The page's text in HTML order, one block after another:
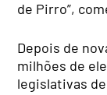
de Pirro”,
Depois de
milhões de
legislativas